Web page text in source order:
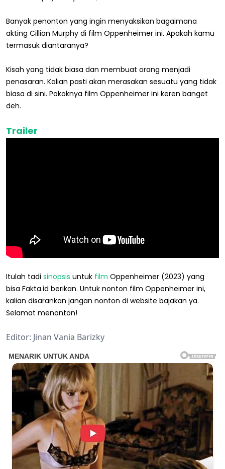
Banyak penonton yang ingin menyaksikan bagaimana
akting Cillian Murphy di film Oppenheimer ini. Apakah kamu
termasuk diantaranya?
Kisah yang tidak biasa dan membuat orang menjadi
penasaran. Kalian pasti akan merasakan sesuatu yang tidak
biasa di sini. Pokoknya film Oppenheimer ini keren banget
deh.
Trailer
Itulah tadi sinopsis untuk film Oppenheimer (2023) yang
bisa Fakta.id berikan. Untuk nonton film Oppenheimer ini,
kalian disarankan jangan nonton di website bajakan ya.
Selamat menonton!
Editor: Jinan Vania Barizky